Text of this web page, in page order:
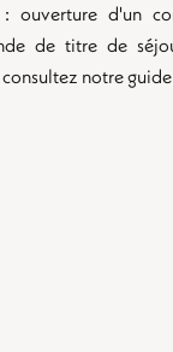
: ouverture d'un
de titre de
notre